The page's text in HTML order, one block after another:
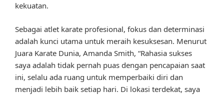
kekuatan.
Sebagai atlet karate profesional, fokus dan determinasi
adalah kunci utama untuk meraih kesuksesan. Menurut
Juara Karate Dunia, Amanda Smith, “Rahasia sukses
saya adalah tidak pernah puas dengan pencapaian saat
ini, selalu ada ruang untuk memperbaiki diri dan
menjadi lebih baik setiap hari. Di lokasi terdekat, saya